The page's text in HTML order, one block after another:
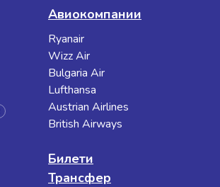
Авиокомпании
Ryanair
Wizz Air
Bulgaria Air
Lufthansa
Austrian Airlines
British Airways
Билети
Трансфер